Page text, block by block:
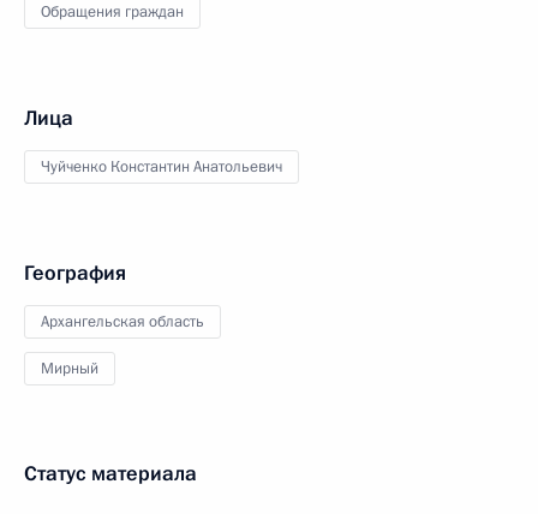
Обращения граждан
Лица
Чуйченко Константин Анатольевич
География
Архангельская область
Мирный
Статус материала